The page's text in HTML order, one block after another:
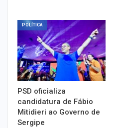
POLÍTICA
PSD oficializa
candidatura de Fábio
Mitidieri ao Governo de
Sergipe